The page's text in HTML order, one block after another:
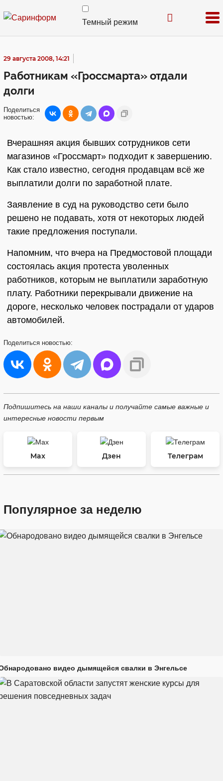
Темный режим
29 августа 2008, 14:21
Работникам «Гроссмарта» отдали
долги
Поделиться
новостью:
Вчерашняя акция бывших сотрудников сети
магазинов «Гроссмарт» подходит к завершению.
Как стало известно, сегодня продавцам всё же
выплатили долги по заработной плате.
Заявление в суд на руководство сети было
решено не подавать, хотя от некоторых людей
такие предложения поступали.
Напомним, что вчера на Предмостовой площади
состоялась акция протеста уволенных
работников, которым не выплатили заработную
плату. Работники перекрывали движение на
дороге, несколько человек пострадали от ударов
автомобилей.
Поделиться новостью:
Подпишитесь на наши каналы и получайте самые важные и
интересные новости первым
Max Дзен Телеграм
Популярное за неделю
видео дымящейся свалки в Энгельсе